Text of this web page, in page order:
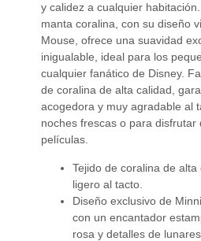
y calidez a cualquier
manta coralina, con su diseño
Mouse, ofrece una suavidad
inigualable, ideal para los
cualquier fanático de Disney.
de coralina de alta calidad,
acogedora y muy agradable al
noches frescas o para disfrutar
películas.
Tejido de coralina de
ligero al tacto.
Diseño exclusivo de
con un encantador
rosa y detalles de lunares.